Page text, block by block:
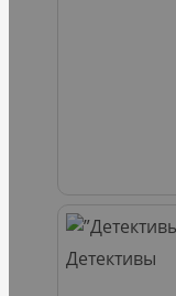
Детективы